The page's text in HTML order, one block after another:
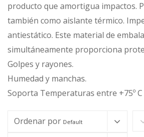
producto que amortigua impactos.
también como aislante térmico.
antiestático. Este material de
simultáneamente proporciona
Golpes y rayones.
Humedad y manchas.
Soporta Temperaturas entre +75º C
Ordenar por Default